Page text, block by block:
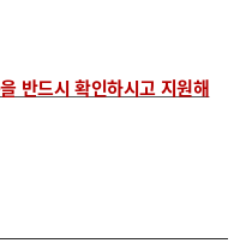
반드시 확인하시고 지원해